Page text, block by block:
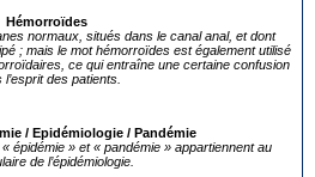
Hémorroïdes
normaux, situés dans le canal anal, et dont
; mais le mot hémorroïdes est également utilisé
ce qui entraîne une certaine confusion
l’esprit des patients.
/ Epidémiologie / Pandémie
épidémie » et « pandémie » appartiennent au
de l’épidémiologie.